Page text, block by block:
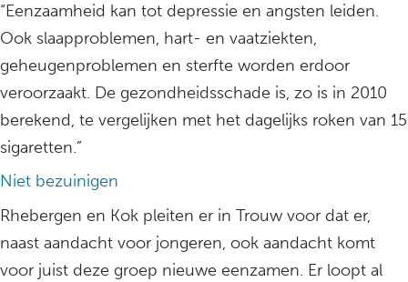
“Eenzaamheid kan tot depressie en angsten leiden.
Ook slaapproblemen, hart- en vaatziekten,
geheugenproblemen en sterfte worden erdoor
veroorzaakt. De gezondheidsschade is, zo is in 2010
berekend, te vergelijken met het dagelijks roken van 15
sigaretten.”
Niet bezuinigen
Rhebergen en Kok pleiten er in Trouw voor dat er,
naast aandacht voor jongeren, ook aandacht komt
voor juist deze groep nieuwe eenzamen. Er loopt al